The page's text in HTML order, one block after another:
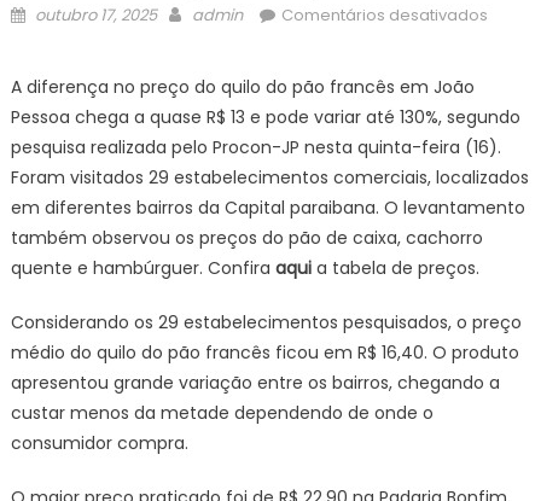
Posted
outubro 17, 2025 Author
admin Comentários desativadosem
chega
a
variar
A diferença no preço do quilo do pão francês em João
Pessoa chega a quase R$ 13 e pode variar até 130%, segundo
pesquisa realizada pelo Procon-JP nesta quinta-feira (16).
Foram visitados 29 estabelecimentos comerciais, localizados
em diferentes bairros da Capital paraibana. O levantamento
também observou os preços do pão de caixa, cachorro
quente e hambúrguer. Confira aquia tabela de preços.
Considerando os 29 estabelecimentos pesquisados, o preço
médio do quilo do pão francês ficou em R$ 16,40. O produto
apresentou grande variação entre os bairros, chegando a
custar menos da metade dependendo de onde o
consumidor compra.